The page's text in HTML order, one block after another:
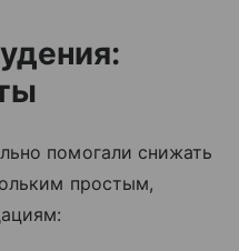
помогали снижать
простым,